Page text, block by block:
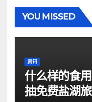
YOU MISSED
资讯
什么样的食
抽免费盐湖旅